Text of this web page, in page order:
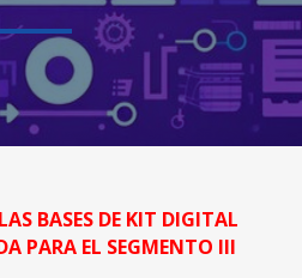
BASES DE KIT DIGITAL
PARA EL SEGMENTO III